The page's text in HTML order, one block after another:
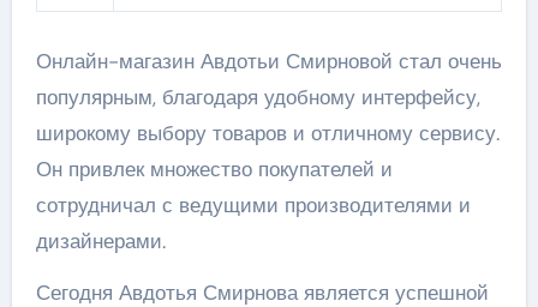
Онлайн-магазин Авдотьи Смирновой стал очень
популярным, благодаря удобному интерфейсу,
широкому выбору товаров и отличному сервису.
Он привлек множество покупателей и
сотрудничал с ведущими производителями и
дизайнерами.
Сегодня Авдотья Смирнова является успешной